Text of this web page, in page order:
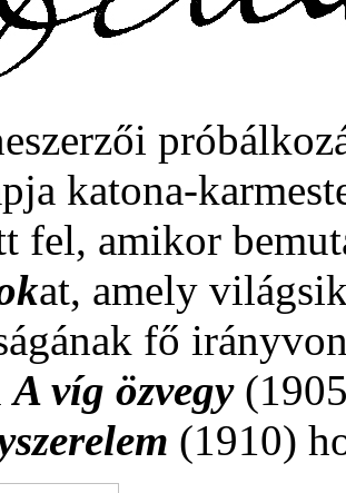
katona-
fel, amikor
at, amely
fő
A víg özvegy
(1910)